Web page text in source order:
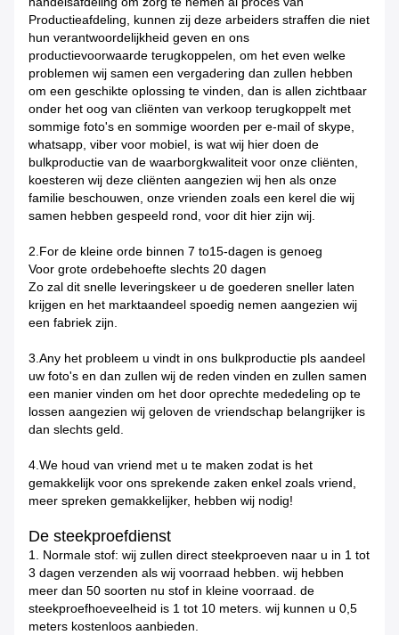
Productieafdeling, kunnen zij deze arbeiders straffen die niet
hun verantwoordelijkheid geven en ons
productievoorwaarde terugkoppelen, om het even welke
problemen wij samen een vergadering dan zullen hebben
om een geschikte oplossing te vinden, dan is allen zichtbaar
onder het oog van cliënten van verkoop terugkoppelt met
sommige foto's en sommige woorden per e-mail of skype,
whatsapp, viber voor mobiel, is wat wij hier doen de
bulkproductie van de waarborgkwaliteit voor onze cliënten,
koesteren wij deze cliënten aangezien wij hen als onze
familie beschouwen, onze vrienden zoals een kerel die wij
samen hebben gespeeld rond, voor dit hier zijn wij.
2.For de kleine orde binnen 7 to15-dagen is genoeg
Voor grote ordebehoefte slechts 20 dagen
Zo zal dit snelle leveringskeer u de goederen sneller laten
krijgen en het marktaandeel spoedig nemen aangezien wij
een fabriek zijn.
3.Any het probleem u vindt in ons bulkproductie pls aandeel
uw foto's en dan zullen wij de reden vinden en zullen samen
een manier vinden om het door oprechte mededeling op te
lossen aangezien wij geloven de vriendschap belangrijker is
dan slechts geld.
4.We houd van vriend met u te maken zodat is het
gemakkelijk voor ons sprekende zaken enkel zoals vriend,
meer spreken gemakkelijker, hebben wij nodig!
De steekproefdienst
1. Normale stof: wij zullen direct steekproeven naar u in 1 tot
3 dagen verzenden als wij voorraad hebben. wij hebben
meer dan 50 soorten nu stof in kleine voorraad. de
steekproefhoeveelheid is 1 tot 10 meters. wij kunnen u 0,5
meters kostenloos aanbieden.